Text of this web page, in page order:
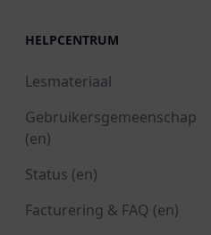
HELPCENTRUM
Lesmateriaal
Gebruikersgemeenschap
(en)
Status (en)
Facturering & FAQ (en)